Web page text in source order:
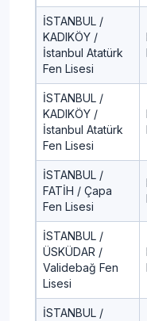
İSTANBUL /
KADIKÖY /
İstanbul Atatürk
Fen Lisesi
İSTANBUL /
KADIKÖY /
İstanbul Atatürk
Fen Lisesi
İSTANBUL /
FATİH / Çapa
Fen Lisesi
İSTANBUL /
ÜSKÜDAR /
Validebağ Fen
Lisesi
İSTANBUL /